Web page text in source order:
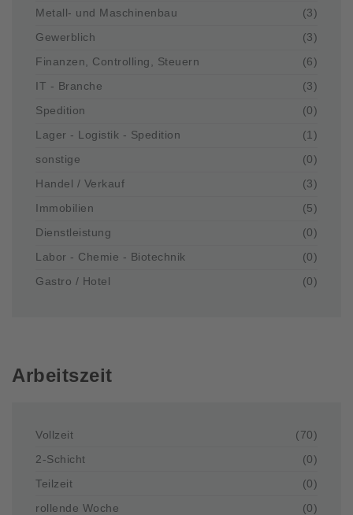
Metall- und Maschinenbau
(3)
Gewerblich
(3)
Finanzen, Controlling, Steuern
(6)
IT - Branche
(3)
Spedition
(0)
Lager - Logistik - Spedition
(1)
sonstige
(0)
Handel / Verkauf
(3)
Immobilien
(5)
Dienstleistung
(0)
Labor - Chemie - Biotechnik
(0)
Gastro / Hotel
(0)
Arbeitszeit
Vollzeit
(70)
2-Schicht
(0)
Teilzeit
(0)
rollende Woche
(0)